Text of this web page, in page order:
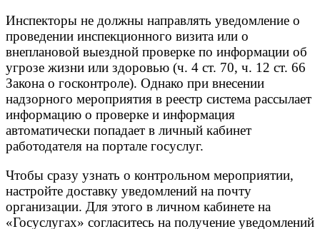
Инспекторы не должны направлять уведомление о
проведении инспекционного визита или о
внеплановой выездной проверке по информации об
угрозе жизни или здоровью (ч. 4 ст. 70, ч. 12 ст. 66
Закона о госконтроле). Однако при внесении
надзорного мероприятия в реестр система рассылает
информацию о проверке и информация
автоматически попадает в личный кабинет
работодателя на портале госуслуг.
Чтобы сразу узнать о контрольном мероприятии,
настройте доставку уведомлений на почту
организации. Для этого в личном кабинете на
«Госуслугах» согласитесь на получение уведомлений